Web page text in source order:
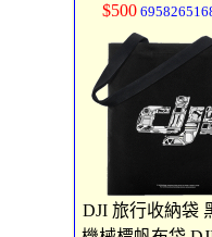
$500
DJI 旅行收納袋